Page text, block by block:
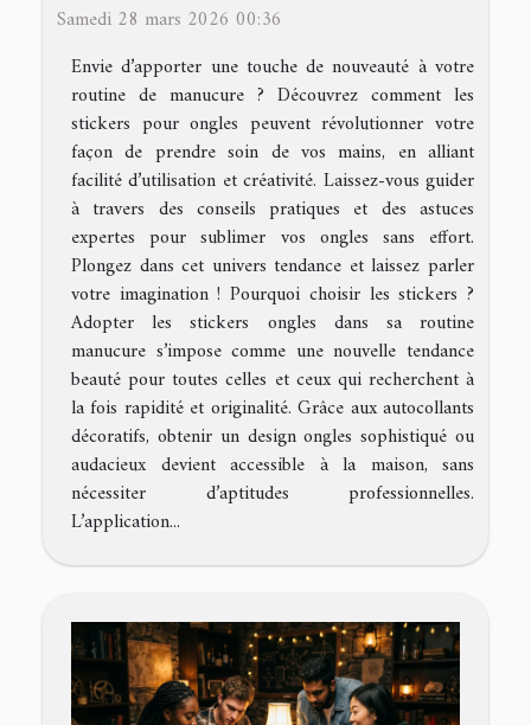
Samedi 28 mars 2026 00:36
Envie d’apporter une touche de nouveauté à votre
routine de manucure ? Découvrez comment les
stickers pour ongles peuvent révolutionner votre
façon de prendre soin de vos mains, en alliant
facilité d’utilisation et créativité. Laissez-vous guider
à travers des conseils pratiques et des astuces
expertes pour sublimer vos ongles sans effort.
Plongez dans cet univers tendance et laissez parler
votre imagination ! Pourquoi choisir les stickers ?
Adopter les stickers ongles dans sa routine
manucure s’impose comme une nouvelle tendance
beauté pour toutes celles et ceux qui recherchent à
la fois rapidité et originalité. Grâce aux autocollants
décoratifs, obtenir un design ongles sophistiqué ou
audacieux devient accessible à la maison, sans
nécessiter d’aptitudes professionnelles.
L’application...